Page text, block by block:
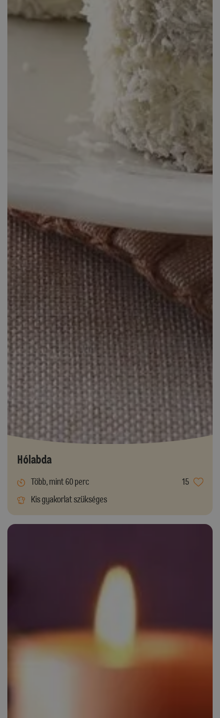
Hólabda
Több, mint 60 perc
15
Kis gyakorlat szükséges